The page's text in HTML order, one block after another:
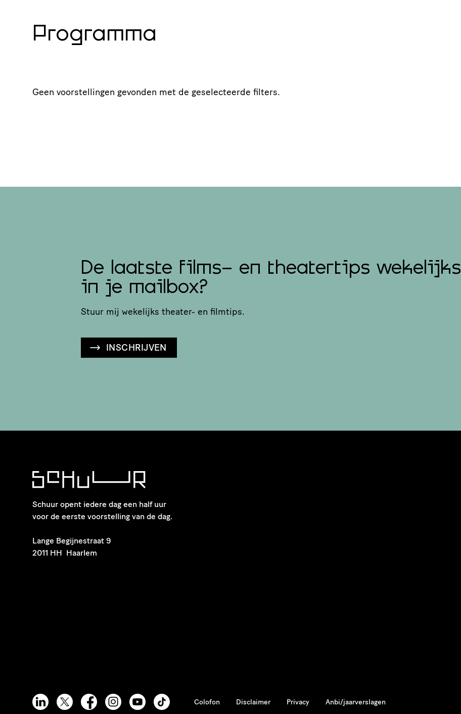
Programma
Geen voorstellingen gevonden met de geselecteerde filters.
De laatste films- en theatertips wekelijks
in je mailbox?
Stuur mij wekelijks theater- en filmtips.
INSCHRIJVEN
Schuur opent iedere dag een half uur
voor de eerste voorstelling van de dag.
​Lange Begijnestraat 9
2011 HH Haarlem
Colofon Disclaimer Privacy Anbi/jaarverslagen